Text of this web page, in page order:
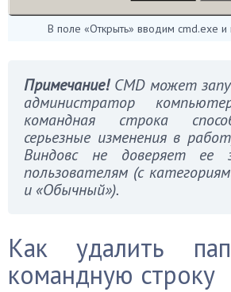
В поле «Открыть» вводим cmd.exe
Примечание!CMD может
администратор
командная строка
серьезные изменения в
Виндовс не доверяет ее
пользователям (с
и «Обычный»).
Как удалить
командную строку